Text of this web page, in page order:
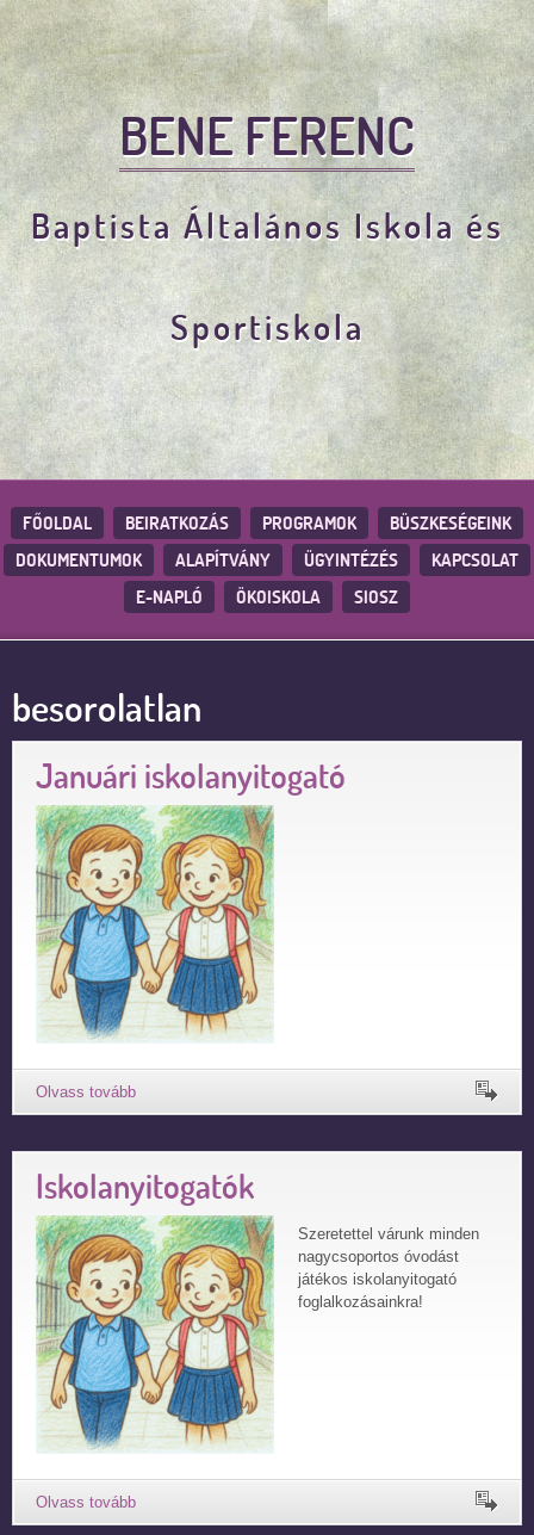
BENE FERENC
Baptista Általános Iskola és
Sportiskola
FŐOLDAL BEIRATKOZÁS PROGRAMOK
BÜSZKESÉGEINK
DOKUMENTUMOK
ALAPÍTVÁNY ÜGYINTÉZÉS
KAPCSOLAT
E-NAPLÓ
ÖKOISKOLA SIOSZ
besorolatlan
Januári iskolanyitogató
Iskolanyitogatók
Szeretettel várunk minden
nagycsoportos óvodást
játékos iskolanyitogató
foglalkozásainkra!